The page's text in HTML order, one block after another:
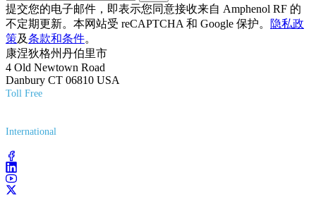
提交您的电子邮件，即表示您同意接收来自 Amphenol RF 的
不定期更新。本网站受 reCAPTCHA 和 Google 保护。
隐私政
策及条款和条件。
康涅狄格州丹伯里市
4 Old Newtown Road
Danbury CT 06810 USA
Toll Free
International